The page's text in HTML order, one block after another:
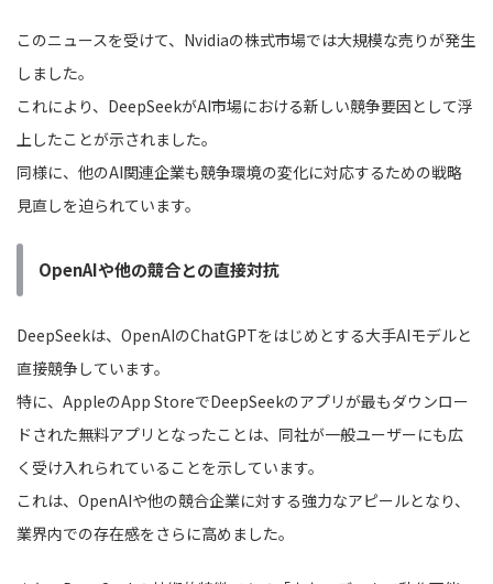
このニュースを受けて、Nvidiaの株式市場では大規模な売りが発生
しました。
これにより、DeepSeekがAI市場における新しい競争要因として浮
上したことが示されました。
同様に、他のAI関連企業も競争環境の変化に対応するための戦略
見直しを迫られています。
OpenAIや他の競合との直接対抗
DeepSeekは、OpenAIのChatGPTをはじめとする大手AIモデルと
直接競争しています。
特に、AppleのApp StoreでDeepSeekのアプリが最もダウンロー
ドされた無料アプリとなったことは、同社が一般ユーザーにも広
く受け入れられていることを示しています。
これは、OpenAIや他の競合企業に対する強力なアピールとなり、
業界内での存在感をさらに高めました。